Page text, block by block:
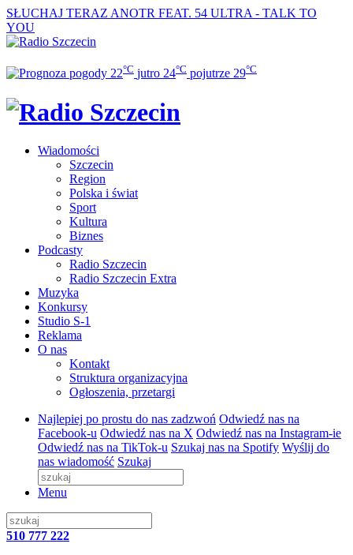
SŁUCHAJ TERAZ ANOTR FEAT. 54 ULTRA - TALK TO
YOU
22°C jutro 24°C pojutrze 29°C
Wiadomości
Szczecin
Region
Polska i świat
Sport
Kultura
Biznes
Podcasty
Radio Szczecin
Radio Szczecin Extra
Muzyka
Konkursy
Studio S-1
Reklama
O nas
Kontakt
Struktura organizacyjna
Ogłoszenia, przetargi
Najlepiej po prostu do nas zadzwoń Odwiedź nas na
Facebook-u Odwiedź nas na X Odwiedź nas na Instagram-ie
Odwiedź nas na TikTok-u Szukaj nas na Spotify Wyślij do
nas wiadomość Szukaj
Menu
510 777 222